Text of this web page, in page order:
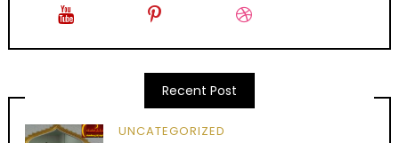
Recent Post
UNCATEGORIZED